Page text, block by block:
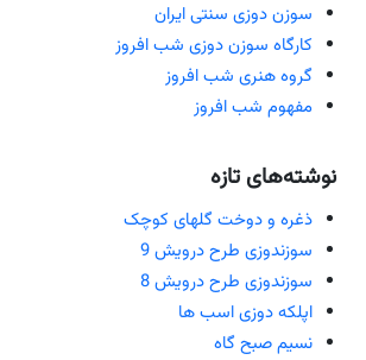
سوزن دوزی سنتی ایران
کارگاه سوزن دوزی شب افروز
گروه هنری شب افروز
مفهوم شب افروز
نوشته‌های تازه
ذغره و دوخت گلهای کوچک
سوزندوزی طرح درویش 9
سوزندوزی طرح درویش 8
اپلکه دوزی اسب ها
نسیم صبح گاه